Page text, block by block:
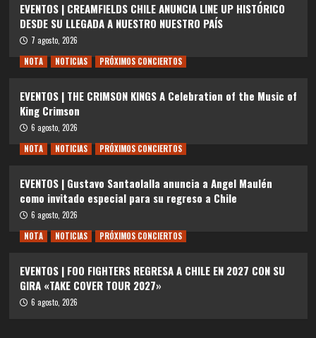
EVENTOS | CREAMFIELDS CHILE ANUNCIA LINE UP HISTÓRICO
DESDE SU LLEGADA A NUESTRO NUESTRO PAÍS
7 agosto, 2026
NOTA
NOTICIAS PRÓXIMOS CONCIERTOS
EVENTOS | THE CRIMSON KINGS A Celebration of the Music of
King Crimson
6 agosto, 2026
NOTA
NOTICIAS PRÓXIMOS CONCIERTOS
EVENTOS | Gustavo Santaolalla anuncia a Angel Maulén
como invitado especial para su regreso a Chile
6 agosto, 2026
NOTA
NOTICIAS PRÓXIMOS CONCIERTOS
EVENTOS | FOO FIGHTERS REGRESA A CHILE EN 2027 CON SU
GIRA «TAKE COVER TOUR 2027»
6 agosto, 2026